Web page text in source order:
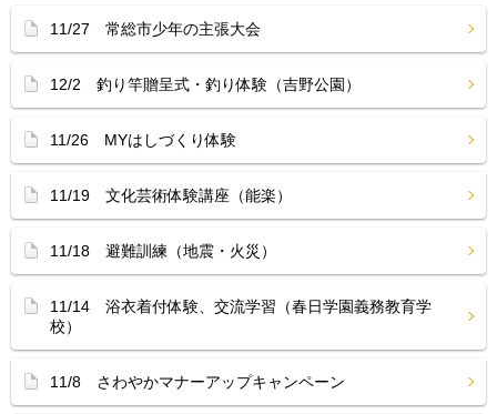
11/27 常総市少年の主張大会
12/2 釣り竿贈呈式・釣り体験（吉野公園）
11/26 MYはしづくり体験
11/19 文化芸術体験講座（能楽）
11/18 避難訓練（地震・火災）
11/14 浴衣着付体験、交流学習（春日学園義務教育学
校）
11/8 さわやかマナーアップキャンペーン